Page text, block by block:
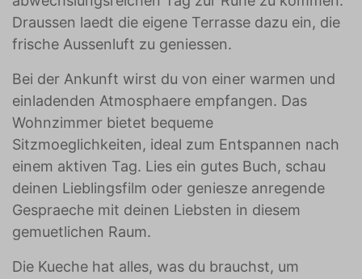
Draussen laedt die eigene Terrasse dazu ein, die
frische Aussenluft zu geniessen.
Bei der Ankunft wirst du von einer warmen und
einladenden Atmosphaere empfangen. Das
Wohnzimmer bietet bequeme
Sitzmoeglichkeiten, ideal zum Entspannen nach
einem aktiven Tag. Lies ein gutes Buch, schau
deinen Lieblingsfilm oder geniesze anregende
Gespraeche mit deinen Liebsten in diesem
gemuetlichen Raum.
Die Kueche hat alles, was du brauchst, um